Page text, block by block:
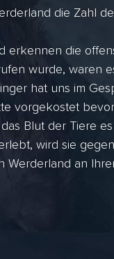
die Zahl
erkennen die
wurde, waren
hat uns im
vorgekostet
Blut der Tiere
wird sie
an